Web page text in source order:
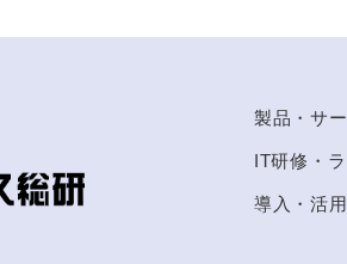
製品・サ
IT研修・
導入・活